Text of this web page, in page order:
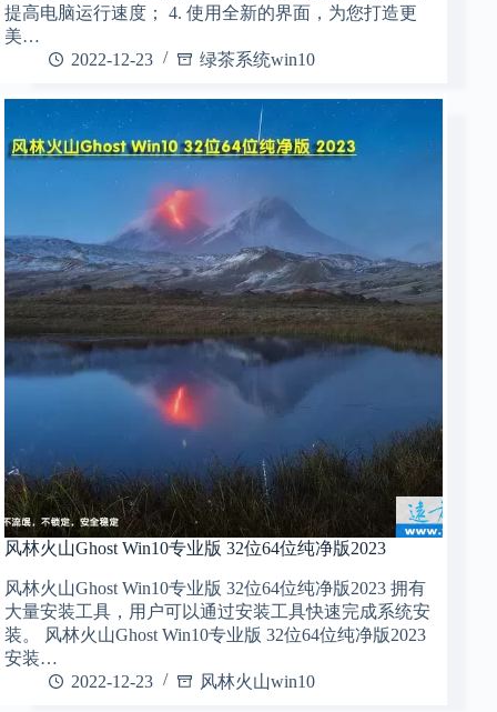
提高电脑运行速度； 4. 使用全新的界面，为您打造更
美…
2022-12-23
绿茶系统win10
风林火山Ghost Win10专业版 32位64位纯净版2023
风林火山Ghost Win10专业版 32位64位纯净版2023 拥有
大量安装工具，用户可以通过安装工具快速完成系统安
装。 风林火山Ghost Win10专业版 32位64位纯净版2023
安装…
2022-12-23
风林火山win10